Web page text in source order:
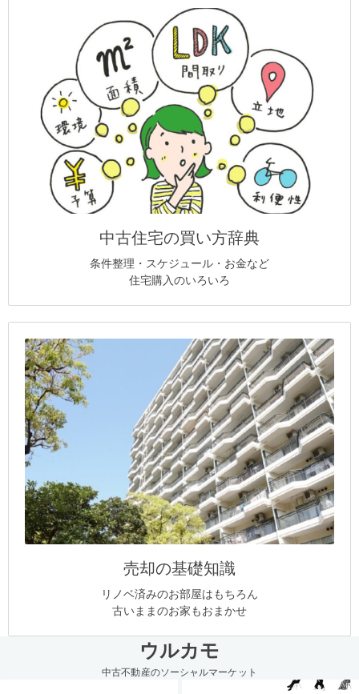
中古住宅の買い方辞典
条件整理・スケジュール・お金など
住宅購入のいろいろ
売却の基礎知識
リノベ済みのお部屋はもちろん
古いままのお家もおまかせ
ウルカモ
中古不動産のソーシャルマーケット